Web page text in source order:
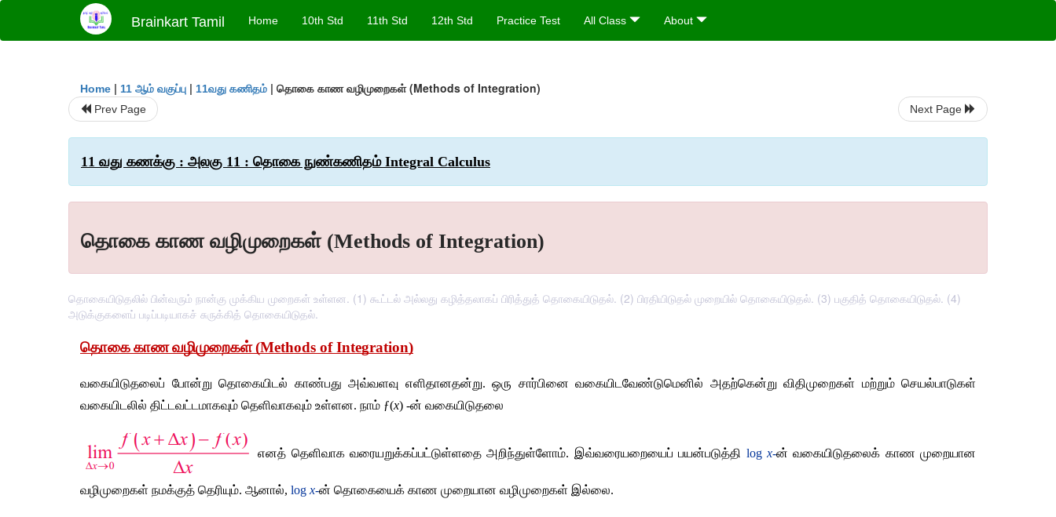
Brainkart Tamil Home 10th Std 11th Std 12th Std Practice Test All Class About
Home | 11 ஆம் வகுப்பு | 11வது கணிதம் | தொகை காண வழிமுறைகள் (Methods of Integration)
Prev Page Next Page
11 வது கணக்கு : அலகு 11 : தொகை நுண்கணிதம் Integral Calculus
தொகை காண வழிமுறைகள் (Methods of Integration)
தொகையிடுதலில் பின்வரும் நான்கு முக்கிய முறைகள் உள்ளன. (1) கூட்டல் அல்லது கழித்தலாகப் பிரித்துத் தொகையிடுதல். (2) பிரதியிடுதல் முறையில் தொகையிடுதல். (3) பகுதித் தொகையிடுதல். (4)
அடுக்குகளைப் படிப்படியாகச் சுருக்கித் தொகையிடுதல்.
தொகைகாணவழிமுறைகள்(Methods of Integration)
வகையிடுதலைப் போன்று தொகையிடல் காண்பது அவ்வளவு எளிதானதன்று. ஒரு சார்பினை வகையிடவேண்டுமெனில் அதற்கென்று விதிமுறைகள் மற்றும் செயல்பாடுகள்
வகையிடலில் திட்டவட்டமாகவும் தெளிவாகவும் உள்ளன. நாம் ƒ(x) -ன் வகையிடுதலை
எனத் தெளிவாக வரையறுக்கப்பட்டுள்ளதை அறிந்துள்ளோம். இவ்வரையறையைப் பயன்படுத்தி log x-ன் வகையிடுதலைக் காண முறையான
வழிமுறைகள் நமக்குத் தெரியும். ஆனால், log x-ன் தொகையைக் காண முறையான வழிமுறைகள் இல்லை.